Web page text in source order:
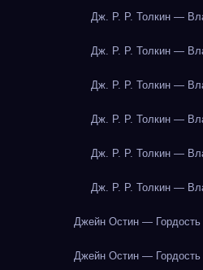
Дж. Р. Р. Толкин —
Дж. Р. Р. Толкин —
Дж. Р. Р. Толкин —
Дж. Р. Р. Толкин —
Дж. Р. Р. Толкин —
Дж. Р. Р. Толкин —
Джейн Остин — Гордость
Джейн Остин — Гордость